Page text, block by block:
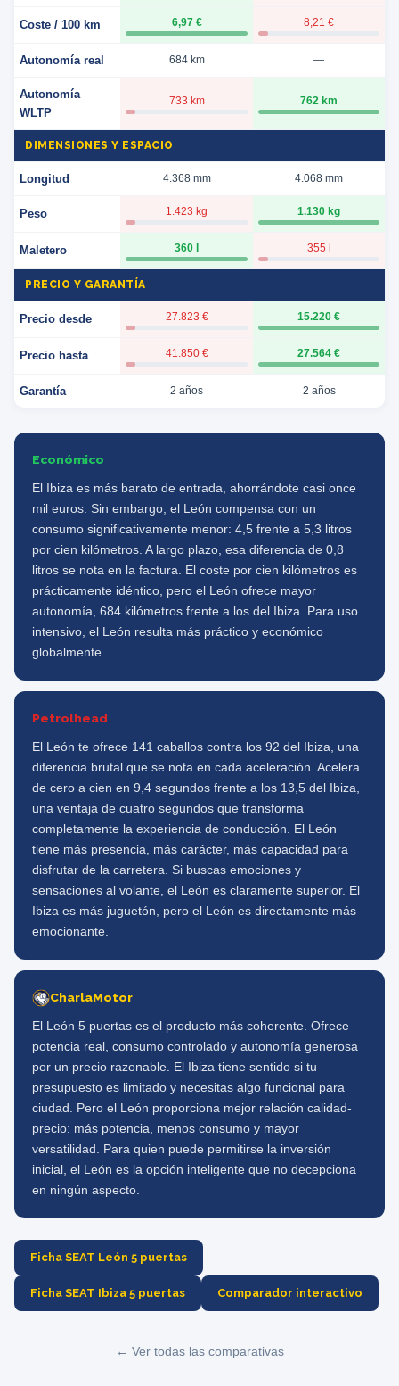
Coste / 100 km 6,97 € 8,21 €
Autonomía real 684 km —
Autonomía
WLTP
733 km 762 km
DIMENSIONES Y ESPACIO
Longitud 4.368 mm 4.068 mm
Peso 1.423 kg 1.130 kg
Maletero 360 l 355 l
PRECIO Y GARANTÍA
Precio desde 27.823 € 15.220 €
Precio hasta 41.850 € 27.564 €
Garantía 2 años 2 años
Económico
El Ibiza es más barato de entrada, ahorrándote casi once
mil euros. Sin embargo, el León compensa con un
consumo significativamente menor: 4,5 frente a 5,3 litros
por cien kilómetros. A largo plazo, esa diferencia de 0,8
litros se nota en la factura. El coste por cien kilómetros es
prácticamente idéntico, pero el León ofrece mayor
autonomía, 684 kilómetros frente a los del Ibiza. Para uso
intensivo, el León resulta más práctico y económico
globalmente.
Petrolhead
El León te ofrece 141 caballos contra los 92 del Ibiza, una
diferencia brutal que se nota en cada aceleración. Acelera
de cero a cien en 9,4 segundos frente a los 13,5 del Ibiza,
una ventaja de cuatro segundos que transforma
completamente la experiencia de conducción. El León
tiene más presencia, más carácter, más capacidad para
disfrutar de la carretera. Si buscas emociones y
sensaciones al volante, el León es claramente superior. El
Ibiza es más juguetón, pero el León es directamente más
emocionante.
CharlaMotor
El León 5 puertas es el producto más coherente. Ofrece
potencia real, consumo controlado y autonomía generosa
por un precio razonable. El Ibiza tiene sentido si tu
presupuesto es limitado y necesitas algo funcional para
ciudad. Pero el León proporciona mejor relación calidad-
precio: más potencia, menos consumo y mayor
versatilidad. Para quien puede permitirse la inversión
inicial, el León es la opción inteligente que no decepciona
en ningún aspecto.
Ficha SEAT León 5 puertas
Ficha SEAT Ibiza 5 puertas Comparador interactivo
← Ver todas las comparativas